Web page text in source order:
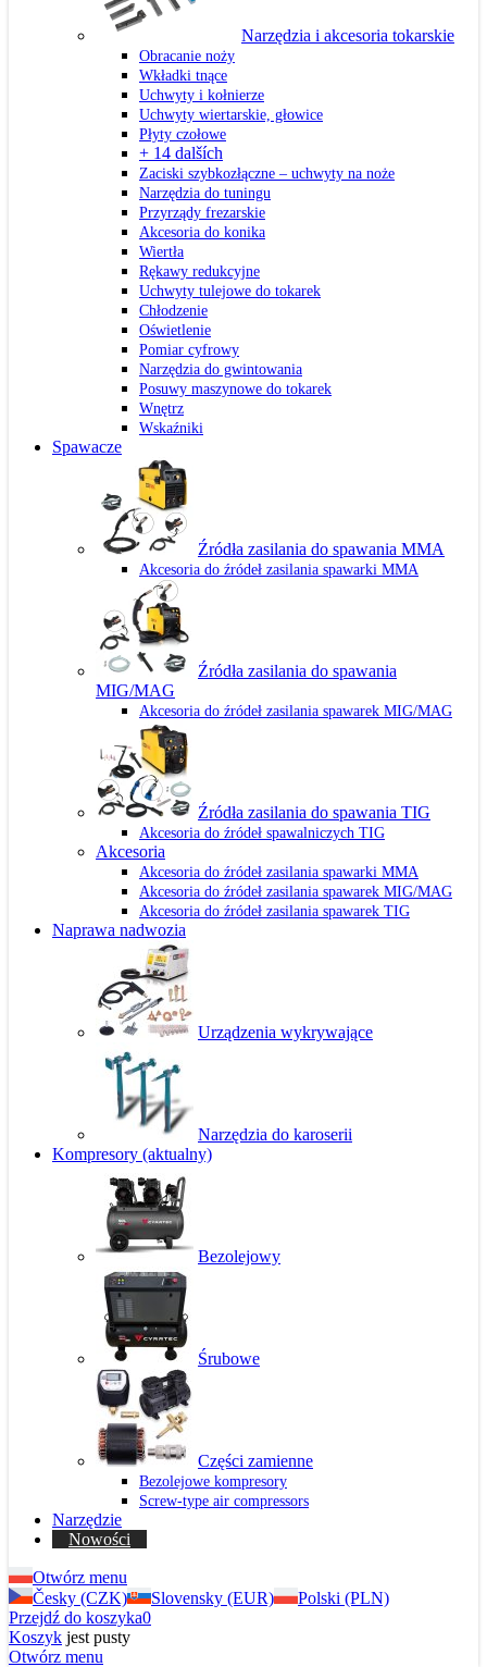
Narzędzia i akcesoria tokarskie
Obracanie noży
Wkładki tnące
Uchwyty i kołnierze
Uchwyty wiertarskie, głowice
Płyty czołowe
+ 14 dalších
Zaciski szybkozłączne – uchwyty na noże
Narzędzia do tuningu
Przyrządy frezarskie
Akcesoria do konika
Wiertła
Rękawy redukcyjne
Uchwyty tulejowe do tokarek
Chłodzenie
Oświetlenie
Pomiar cyfrowy
Narzędzia do gwintowania
Posuwy maszynowe do tokarek
Wnętrz
Wskaźniki
Spawacze
Źródła zasilania do spawania MMA
Akcesoria do źródeł zasilania spawarki MMA
Źródła zasilania do spawania
MIG/MAG
Akcesoria do źródeł zasilania spawarek MIG/MAG
Źródła zasilania do spawania TIG
Akcesoria do źródeł spawalniczych TIG
Akcesoria
Akcesoria do źródeł zasilania spawarki MMA
Akcesoria do źródeł zasilania spawarek MIG/MAG
Akcesoria do źródeł zasilania spawarek TIG
Naprawa nadwozia
Urządzenia wykrywające
Narzędzia do karoserii
Kompresory (aktualny)
Bezolejowy
Śrubowe
Części zamienne
Bezolejowe kompresory
Screw-type air compressors
Narzędzie
Nowości
Otwórz menu
Česky (CZK)
Slovensky (EUR)
Polski (PLN)
Przejdź do koszyka0
Koszyk jest pusty
Otwórz menu